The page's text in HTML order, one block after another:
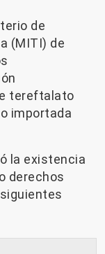
de
(MITI) de
tereftalato
importada
la existencia
derechos